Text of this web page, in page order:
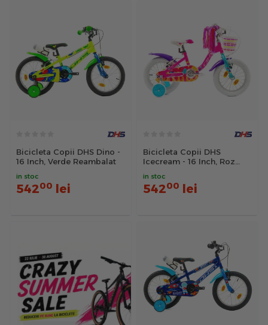
Bicicleta Copii DHS Dino -
16 Inch, Verde Reambalat
in stoc
54200 lei
Bicicleta Copii DHS
Icecream - 16 Inch, Roz
in stoc
54200 lei